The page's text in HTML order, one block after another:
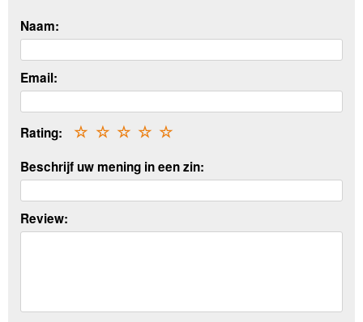
Naam:
Email:
Rating: ☆
☆
☆
☆
☆
Beschrijf uw mening in een zin:
Review: